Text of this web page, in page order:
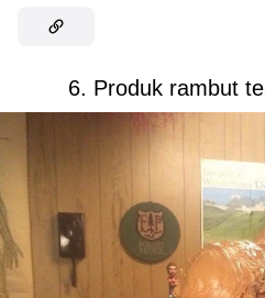
6. Produk rambut